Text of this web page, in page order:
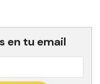
en tu email